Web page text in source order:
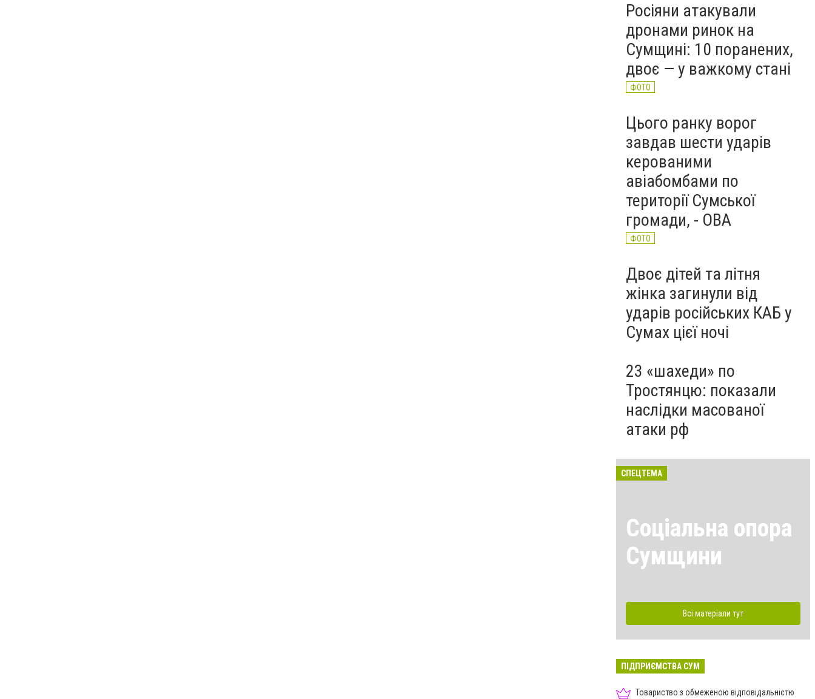
Росіяни атакували
дронами ринок на
Сумщині: 10 поранених,
двоє — у важкому стані
ФОТО
Цього ранку ворог
завдав шести ударів
керованими
авіабомбами по
території Сумської
громади, - ОВА
ФОТО
Двоє дітей та літня
жінка загинули від
ударів російських КАБ у
Сумах цієї ночі
23 «шахеди» по
Тростянцю: показали
наслідки масованої
атаки рф
СПЕЦТЕМА
Соціальна опора
Сумщини
Всі матеріали тут
ПІДПРИЄМСТВА СУМ
Товариство з обмеженою відповідальністю